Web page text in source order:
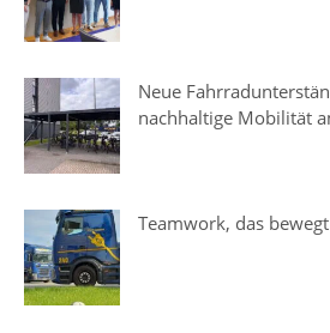
Neue
nachhaltige Mobilität
Teamwork, das bewegt